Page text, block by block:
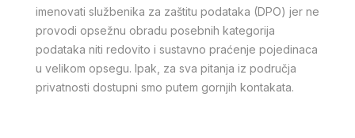
imenovati službenika za zaštitu podataka (DPO) jer ne
provodi opsežnu obradu posebnih kategorija
podataka niti redovito i sustavno praćenje pojedinaca
u velikom opsegu. Ipak, za sva pitanja iz područja
privatnosti dostupni smo putem gornjih kontakata.